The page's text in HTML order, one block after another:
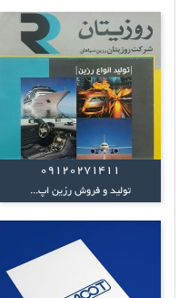
09120271411
تولید و فروش رزین اپ...